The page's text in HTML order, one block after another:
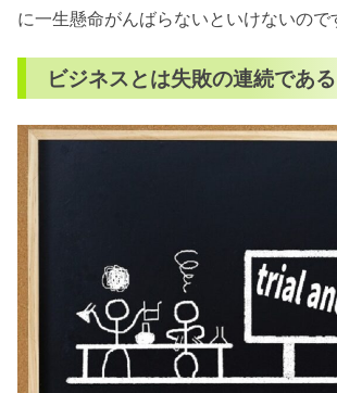
に一生懸命がんばらないといけないので
ビジネスとは失敗の連続である